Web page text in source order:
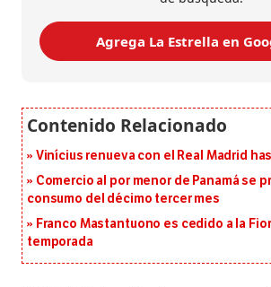
Agrega La Estrella en
Vinícius renueva con el Real Madrid
Comercio al por menor de Panamá se
consumo del décimo tercer mes
Franco Mastantuono es cedido a la
temporada